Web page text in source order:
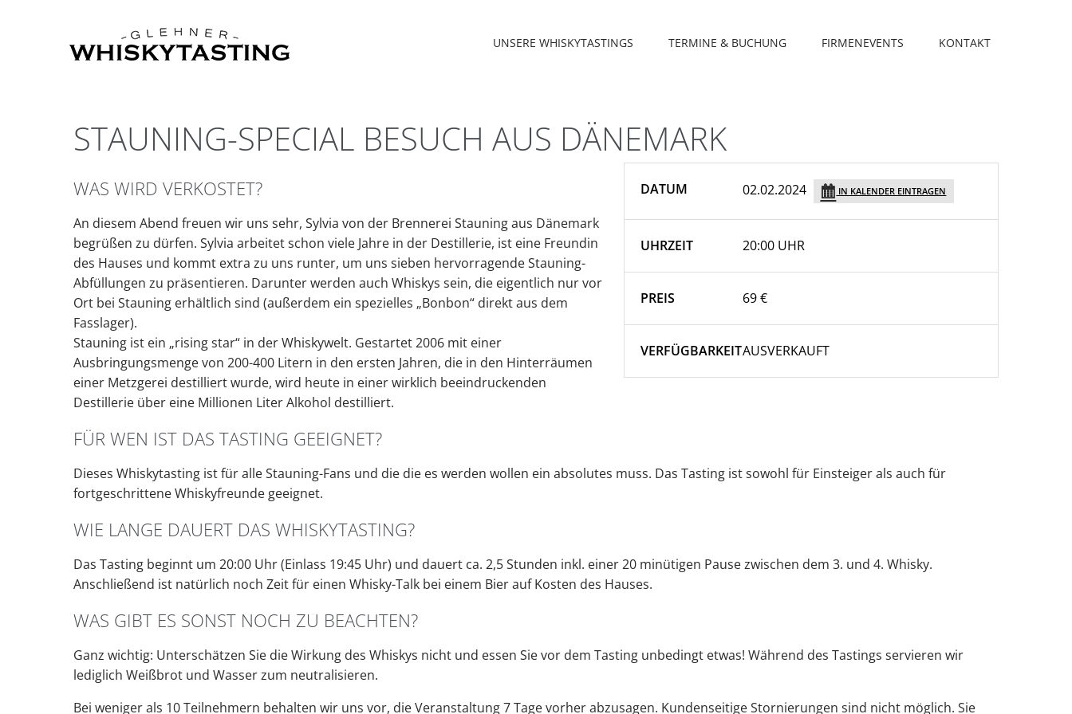
UNSERE WHISKYTASTINGS TERMINE & BUCHUNG FIRMENEVENTS KONTAKT
STAUNING-SPECIAL BESUCH AUS DÄNEMARK
DATUM 02.02.2024 IN KALENDER EINTRAGEN
UHRZEIT 20:00 UHR
PREIS 69 €
VERFÜGBARKEITAUSVERKAUFT
WAS WIRD VERKOSTET?
An diesem Abend freuen wir uns sehr, Sylvia von der Brennerei Stauning aus Dänemark
begrüßen zu dürfen. Sylvia arbeitet schon viele Jahre in der Destillerie, ist eine Freundin
des Hauses und kommt extra zu uns runter, um uns sieben hervorragende Stauning-
Abfüllungen zu präsentieren. Darunter werden auch Whiskys sein, die eigentlich nur vor
Ort bei Stauning erhältlich sind (außerdem ein spezielles „Bonbon“ direkt aus dem
Fasslager).
Stauning ist ein „rising star“ in der Whiskywelt. Gestartet 2006 mit einer
Ausbringungsmenge von 200-400 Litern in den ersten Jahren, die in den Hinterräumen
einer Metzgerei destilliert wurde, wird heute in einer wirklich beeindruckenden
Destillerie über eine Millionen Liter Alkohol destilliert.
FÜR WEN IST DAS TASTING GEEIGNET?
Dieses Whiskytasting ist für alle Stauning-Fans und die die es werden wollen ein absolutes muss. Das Tasting ist sowohl für Einsteiger als auch für
fortgeschrittene Whiskyfreunde geeignet.
WIE LANGE DAUERT DAS WHISKYTASTING?
Das Tasting beginnt um 20:00 Uhr (Einlass 19:45 Uhr) und dauert ca. 2,5 Stunden inkl. einer 20 minütigen Pause zwischen dem 3. und 4. Whisky.
Anschließend ist natürlich noch Zeit für einen Whisky-Talk bei einem Bier auf Kosten des Hauses.
WAS GIBT ES SONST NOCH ZU BEACHTEN?
Ganz wichtig: Unterschätzen Sie die Wirkung des Whiskys nicht und essen Sie vor dem Tasting unbedingt etwas! Während des Tastings servieren wir
lediglich Weißbrot und Wasser zum neutralisieren.
Bei weniger als 10 Teilnehmern behalten wir uns vor, die Veranstaltung 7 Tage vorher abzusagen. Kundenseitige Stornierungen sind nicht möglich. Sie